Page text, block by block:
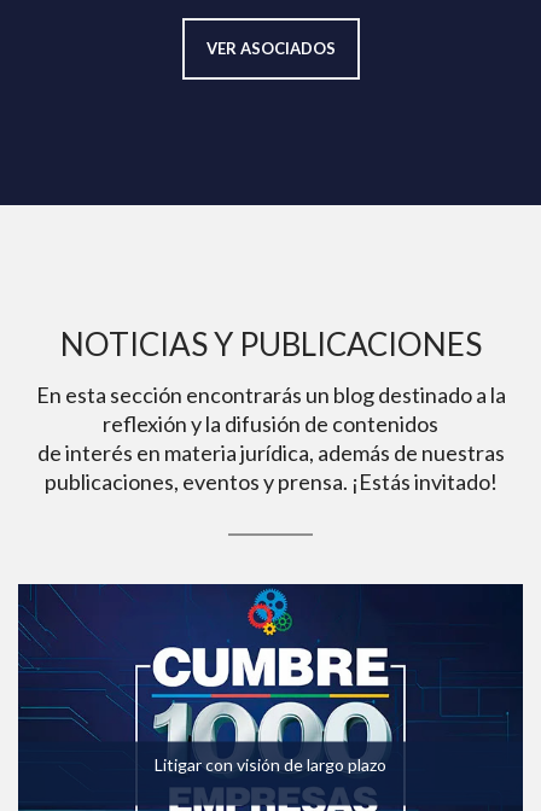
VER ASOCIADOS
NOTICIAS Y PUBLICACIONES
En esta sección encontrarás un blog destinado a la
reflexión y la difusión de contenidos
de interés en materia jurídica, además de nuestras
publicaciones, eventos y prensa. ¡Estás invitado!
Litigar con visión de largo plazo